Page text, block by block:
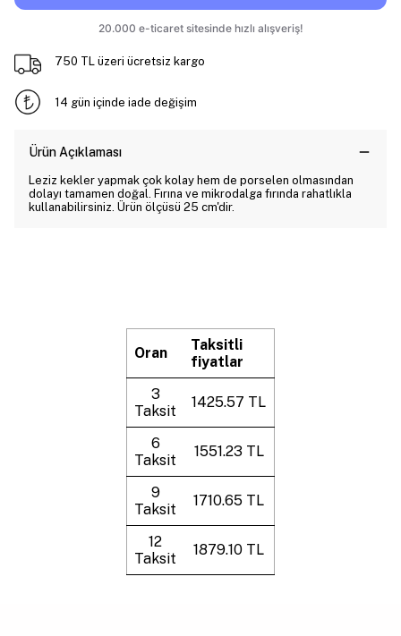
750 TL üzeri ücretsiz kargo
14 gün içinde iade değişim
Ürün Açıklaması
Leziz kekler yapmak çok kolay hem de porselen olmasından
dolayı tamamen doğal. Fırına ve mikrodalga fırında rahatlıkla
kullanabilirsiniz. Ürün ölçüsü 25 cm'dir.
Oran
Taksitli
fiyatlar
3
Taksit
1425.57 TL
6
Taksit
1551.23 TL
9
Taksit
1710.65 TL
12
Taksit
1879.10 TL